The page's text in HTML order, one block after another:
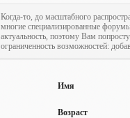
Когда-то, до масштабного
многие специализированные
актуальность, поэтому Вам
ограниченность возможностей:
Имя
Возраст